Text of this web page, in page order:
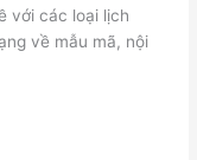
với các loại lịch
về mẫu mã, nội